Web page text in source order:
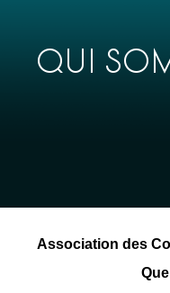
QUI
Association des